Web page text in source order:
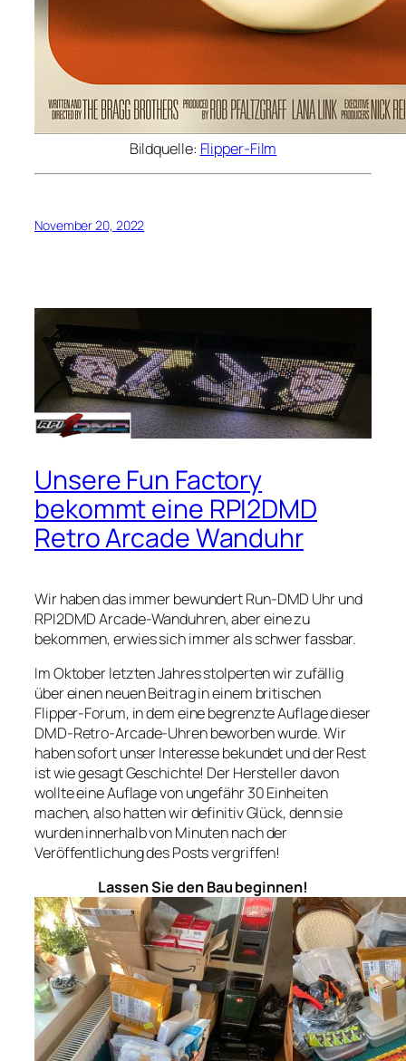
Bildquelle: Flipper-Film
November 20, 2022
Unsere Fun Factory
bekommt eine RPI2DMD
Retro Arcade Wanduhr
Wir haben das immer bewundertRun-DMD Uhr und
RPI2DMDArcade-Wanduhren, aber eine zu
bekommen, erwies sich immer als schwer fassbar.
Im Oktober letzten Jahres stolperten wir zufällig
über einen neuen Beitrag in einem britischen
Flipper-Forum, in dem eine begrenzte Auflage dieser
DMD-Retro-Arcade-Uhren beworben wurde. Wir
haben sofort unser Interesse bekundet und der Rest
ist wie gesagt Geschichte! Der Hersteller davon
wollte eine Auflage von ungefähr 30 Einheiten
machen, also hatten wir definitiv Glück, denn sie
wurden innerhalb von Minuten nach der
Veröffentlichung des Posts vergriffen!
Lassen Sie den Bau beginnen!